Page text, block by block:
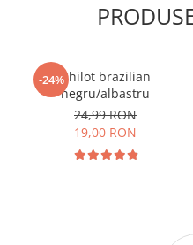
-24%Chilot brazilian
negru/albastru
24,99 RON
19,00 RON